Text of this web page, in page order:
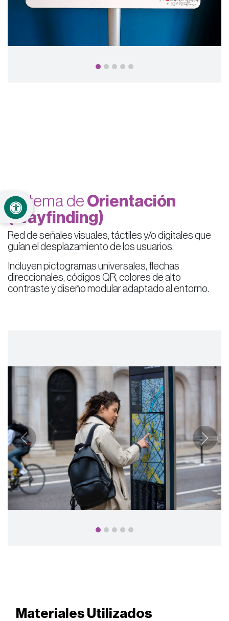
Sistema de Orientación
(Wayfinding)
Red de señales visuales, táctiles y/o digitales que
guían el desplazamiento de los usuarios.
Incluyen pictogramas universales, flechas
direccionales, códigos QR, colores de alto
contraste y diseño modular adaptado al entorno.
Anterior
Materiales Utilizados